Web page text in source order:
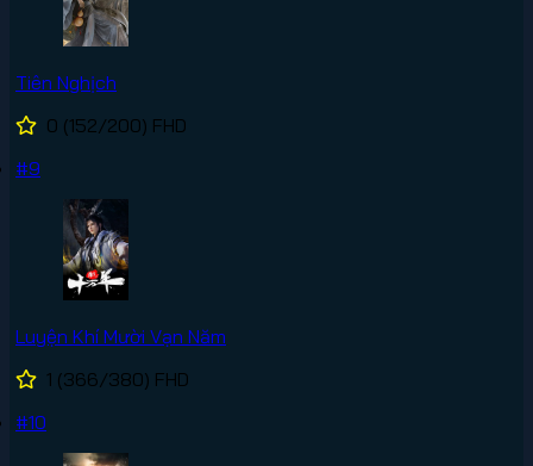
Tiên Nghịch
0 (152/200) FHD
#9
Luyện Khí Mười Vạn Năm
1 (366/380) FHD
#10